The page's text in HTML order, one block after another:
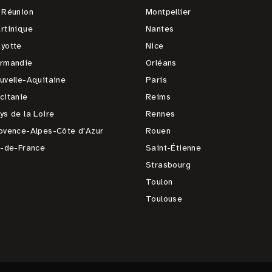
Aquitaine
de la Loire
Alpes-Côte d'Azur
de-France
Montpellier
Nantes
Nice
Orléans
Paris
Reims
Rennes
Rouen
Saint-Étienne
Strasbourg
Toulon
Toulouse